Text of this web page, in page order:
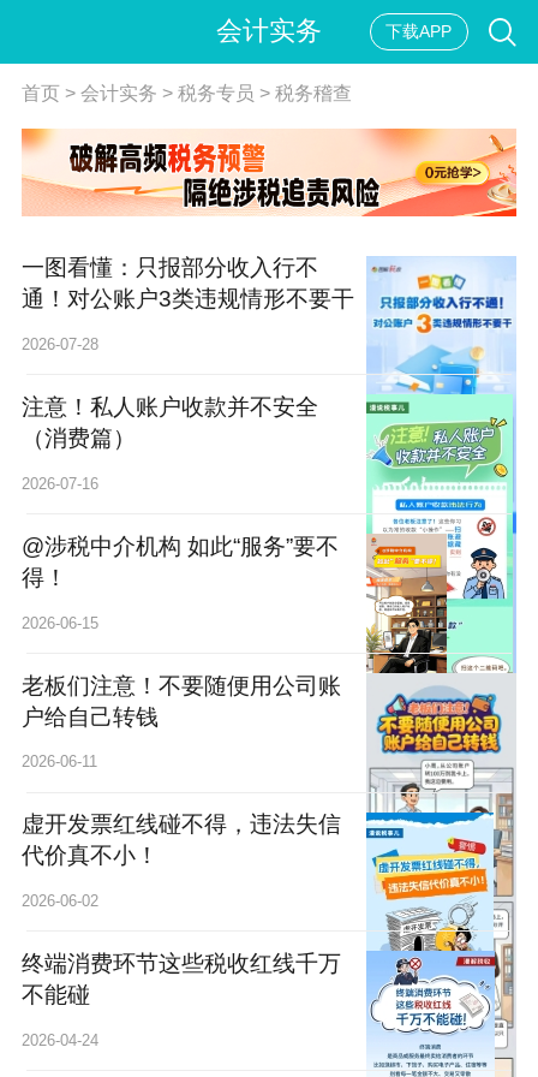
会计实务 下载APP
首页> 会计实务 > 税务专员 > 税务稽查
一图看懂：只报部分收入行不
通！对公账户3类违规情形不要干
2026-07-28
注意！私人账户收款并不安全
（消费篇）
2026-07-16
@涉税中介机构 如此“服务”要不
得！
2026-06-15
老板们注意！不要随便用公司账
户给自己转钱
2026-06-11
虚开发票红线碰不得，违法失信
代价真不小！
2026-06-02
终端消费环节这些税收红线千万
不能碰
2026-04-24